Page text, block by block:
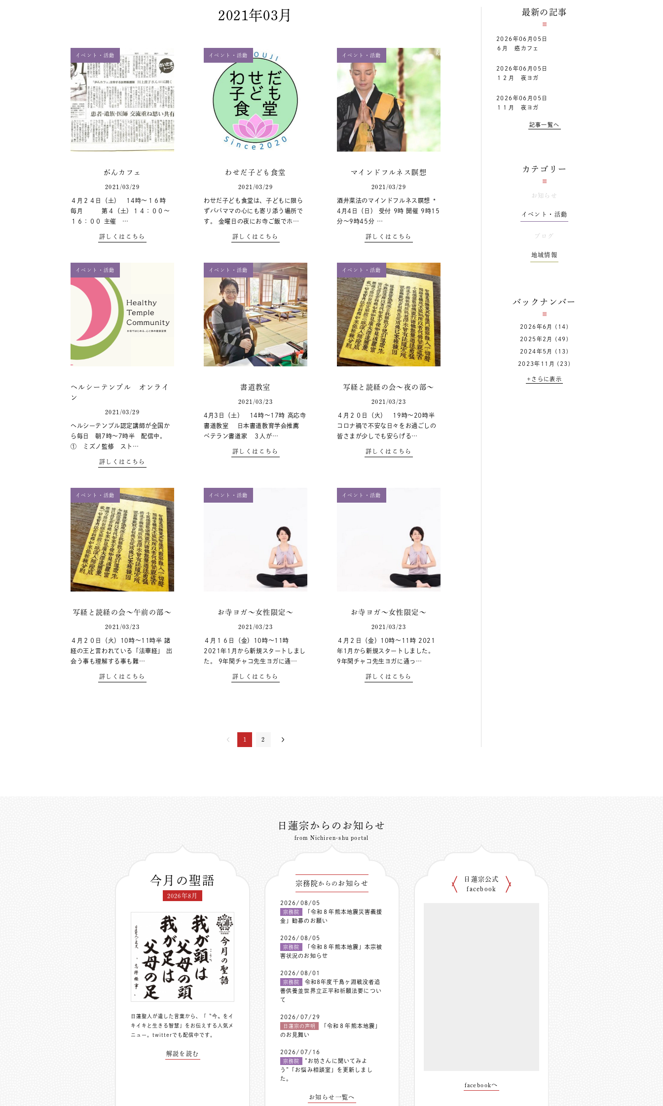
2021年03月
イベント・活動
がんカフェ
2021/03/29
４月２４日（土） 14時～１６時
毎月 第４（土）１４：００～
１６：００ 主催 …
詳しくはこちら
イベント・活動
わせだ子ども食堂
2021/03/29
わせだ子ども食堂は、子どもに限ら
ずパパママの心にも寄り添う場所で
す。 金曜日の夜にお寺ご飯でホ…
詳しくはこちら
イベント・活動
マインドフルネス瞑想
2021/03/29
酒井菜法のマインドフルネス瞑想 *
4月4日（日） 受付 9時 開催 9時15
分～9時45分 …
詳しくはこちら
イベント・活動
ヘルシーテンプル オンライ
ン
2021/03/29
ヘルシーテンプル認定講師が全国か
ら毎日 朝7時～7時半 配信中。
① ミズノ監修 スト…
詳しくはこちら
イベント・活動
書道教室
2021/03/23
4月3日（土） 14時～17時 高応寺
書道教室 日本書道教育学会推薦
ベテラン書道家 ３人が…
詳しくはこちら
イベント・活動
写経と読経の会～夜の部～
2021/03/23
４月２０日（火） 19時～20時半
コロナ禍で不安な日々をお過ごしの
皆さまが少しでも安らげる…
詳しくはこちら
イベント・活動
写経と読経の会～午前の部～
2021/03/23
４月２０日（火）10時～11時半 諸
経の王と言われている「法華経」 出
会う事も理解する事も難…
詳しくはこちら
イベント・活動
お寺ヨガ～女性限定～
2021/03/23
４月１６日（金）10時～11時
2021年1月から新規スタートしまし
た。 9年間チャコ先生ヨガに通…
詳しくはこちら
イベント・活動
お寺ヨガ～女性限定～
2021/03/23
４月２日（金）10時～11時 2021
年1月から新規スタートしました。
9年間チャコ先生ヨガに通っ…
詳しくはこちら
1 2
最新の記事
2026年06月05日
６月 癌カフェ
2026年06月05日
１２月 夜ヨガ
2026年06月05日
１１月 夜ヨガ
記事一覧へ
カテゴリー
お知らせ
イベント・活動
ブログ
地域情報
バックナンバー
2026年6月 (14)
2025年2月 (49)
2024年5月 (13)
2023年11月 (23)
+さらに表示
日蓮宗からのお知らせ
from Nichiren-shu portal
今月の聖語
2026年8月
日蓮聖人が遺した言葉から、「〝今〟をイ
キイキと生きる智慧」をお伝えする人気メ
ニュー。 twitterでも配信中 です。
解説を読む
宗務院からの お知らせ
2026/08/05
宗務院
「令和８年熊本地震災害義援
金」勧募のお願い
2026/08/05
宗務院
「令和８年熊本地震」本宗被
害状況のお知らせ
2026/08/01
宗務院
令和8年度千鳥ヶ淵戦没者追
善供養並世界立正平和祈願法要につい
て
2026/07/29
日蓮宗の声明
「令和８年熊本地震」
のお見舞い
2026/07/16
宗務院
”お坊さんに聞いてみよ
う”「お悩み相談室」を更新しまし
た。
お知らせ一覧へ
日蓮宗公式
facebook
facebookへ